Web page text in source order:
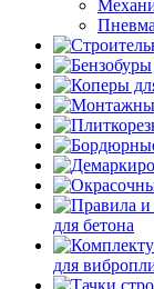
для бетона
для